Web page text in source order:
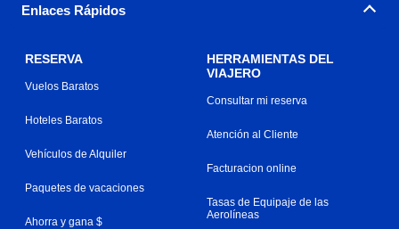
Enlaces Rápidos
RESERVA
Vuelos Baratos
Hoteles Baratos
Vehículos de Alquiler
Paquetes de vacaciones
Ahorra y gana $
HERRAMIENTAS DEL
VIAJERO
Consultar mi reserva
Atención al Cliente
Facturacion online
Tasas de Equipaje de las
Aerolíneas